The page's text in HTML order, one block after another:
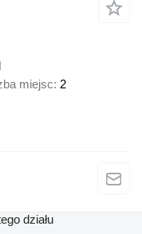
miejsc 2
działu